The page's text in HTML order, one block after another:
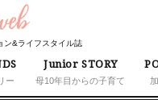
ン&ライフスタイル誌
ー
Junior STORY
母10年目からの子育て